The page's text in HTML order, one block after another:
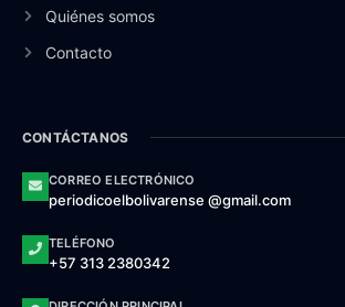
Quiénes somos
Contacto
CONTÁCTANOS
CORREO ELECTRÓNICO
periodicoelbolivarense @gmail.com
TELÉFONO
+57 313 2380342